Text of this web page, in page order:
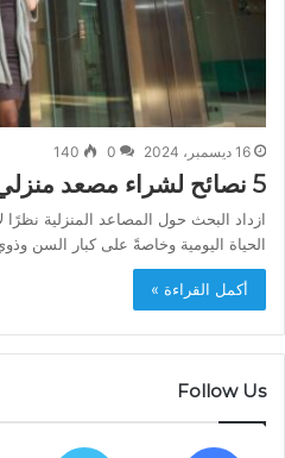
16 ديسمبر، 2024 0
140
5 نصائح لشراء مصعد منزلي رخيص
ازداد البحث حول المصاعد المنزلية
الحياة اليومية وخاصةً على كبار السن
أكمل القراءة »
Follow Us